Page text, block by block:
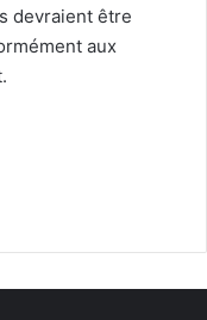
devraient être
aux